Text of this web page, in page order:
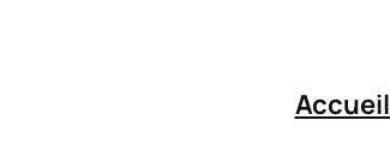
Accueil